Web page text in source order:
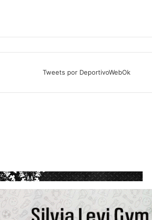
Tweets por DeportivoWebOk